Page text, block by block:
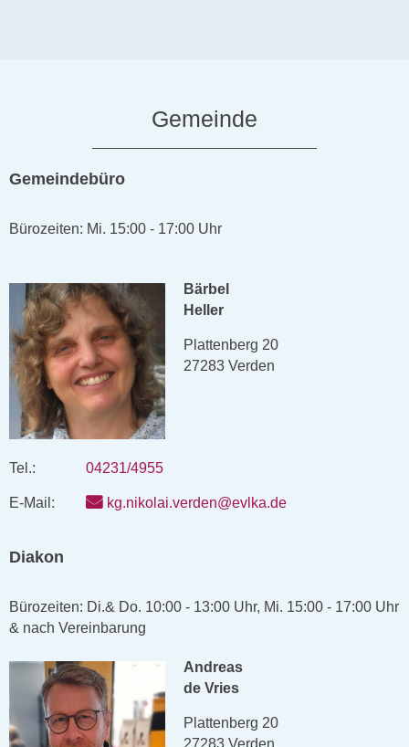
Gemeinde
Gemeindebüro
Bürozeiten: Mi. 15:00 - 17:00 Uhr
Bärbel
Heller
Plattenberg 20
27283 Verden
Tel.: 04231/4955
E-Mail: kg.nikolai.verden@evlka.de
Diakon
Bürozeiten: Di.& Do. 10:00 - 13:00 Uhr, Mi. 15:00 - 17:00 Uhr
& nach Vereinbarung
Andreas
de Vries
Plattenberg 20
27283 Verden